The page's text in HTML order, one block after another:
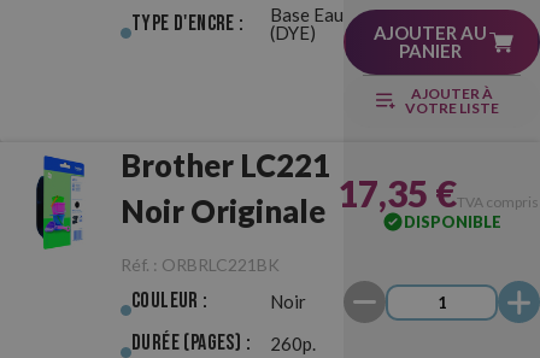
Type d'Encre :
Base Eau
(DYE)
AJOUTER AU
PANIER
AJOUTER À
VOTRE LISTE
Brother LC221
Noir Originale
Réf. : ORBRLC221BK
Couleur : Noir
Durée (pages) : 260p.
17,35 €TVA
DISPONIBLE